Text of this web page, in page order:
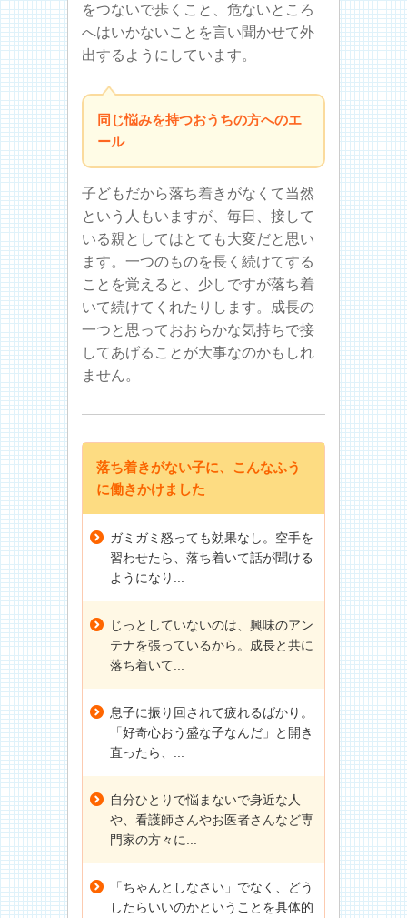
をつないで歩くこと、危ないところ
へはいかないことを言い聞かせて外
出するようにしています。
同じ悩みを持つおうちの方へのエ
ール
子どもだから落ち着きがなくて当然
という人もいますが、毎日、接して
いる親としてはとても大変だと思い
ます。一つのものを長く続けてする
ことを覚えると、少しですが落ち着
いて続けてくれたりします。成長の
一つと思っておおらかな気持ちで接
してあげることが大事なのかもしれ
ません。
落ち着きがない子に、こんなふう
に働きかけました
ガミガミ怒っても効果なし。空手を
習わせたら、落ち着いて話が聞ける
ようになり...
じっとしていないのは、興味のアン
テナを張っているから。成長と共に
落ち着いて...
息子に振り回されて疲れるばかり。
「好奇心おう盛な子なんだ」と開き
直ったら、...
自分ひとりで悩まないで身近な人
や、看護師さんやお医者さんなど専
門家の方々に...
「ちゃんとしなさい」でなく、どう
したらいいのかということを具体的